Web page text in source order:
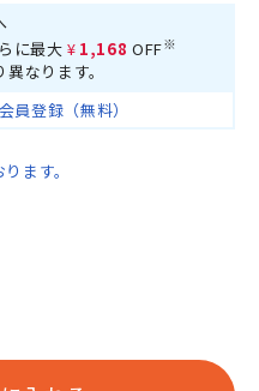
に最大 ¥1,168 OFF※
なります。
員登録（無料）
ます。